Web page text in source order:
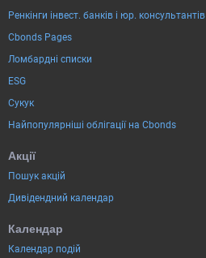
Ренкінги інвест. банків і юр. консультантів
Cbonds Pages
Ломбардні списки
ESG
Сукук
Найпопулярніші облігації на Cbonds
Акції
Пошук акцій
Дивідендний календар
Календар
Календар подій